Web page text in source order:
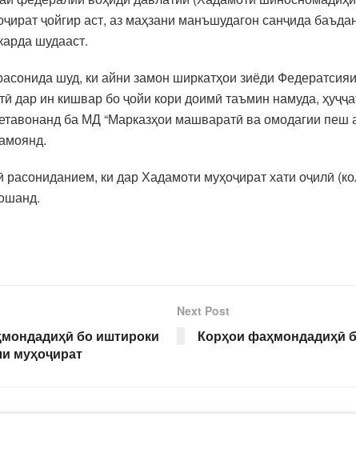
ҷойгир аст, аз маҳзани манъшудагон санҷида
шудааст.
шуд, ки айни замон ширкатҳои зиёди
дар ин кишвар бо ҷойи кори доимӣ таъмин намуда,
ба МД “Марказҳои машваратӣ ва омодагии пеш
ки дар Хадамоти муҳоҷират хати оҷилӣ
бо иштироки
муҳоҷират
Next Post
Корҳои фаҳмондадиҳӣ